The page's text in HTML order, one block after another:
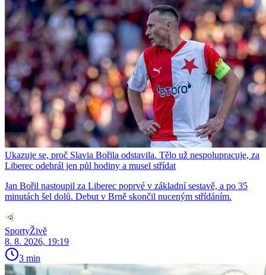
Ukazuje se, proč Slavia Bořila odstavila. Tělo už nespolupracuje, za
Liberec odehrál jen půl hodiny a musel střídat
Jan Bořil nastoupil za Liberec poprvé v základní sestavě, a po 35
minutách šel dolů. Debut v Brně skončil nuceným střídáním.
SportyŽivě
8. 8. 2026, 19:19
3 min